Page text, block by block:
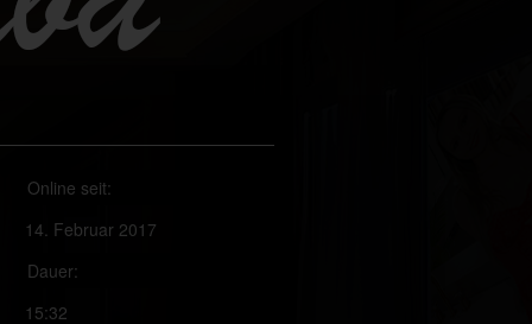
Online seit:
14. Februar 2017
Dauer:
15:32